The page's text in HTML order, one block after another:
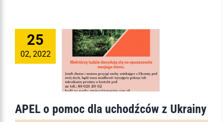
25
02, 2022
APEL o pomoc dla uchodźców z Ukrainy